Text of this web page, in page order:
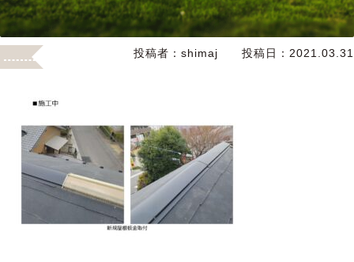
投稿者： shimaj 投稿日： 2021.03.31